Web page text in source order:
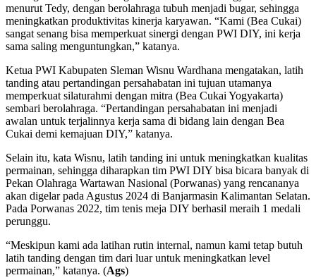
menurut Tedy, dengan berolahraga tubuh menjadi bugar, sehingga
meningkatkan produktivitas kinerja karyawan. “Kami (Bea Cukai)
sangat senang bisa memperkuat sinergi dengan PWI DIY, ini kerja
sama saling menguntungkan,” katanya.
Ketua PWI Kabupaten Sleman Wisnu Wardhana mengatakan, latih
tanding atau pertandingan persahabatan ini tujuan utamanya
memperkuat silaturahmi dengan mitra (Bea Cukai Yogyakarta)
sembari berolahraga. “Pertandingan persahabatan ini menjadi
awalan untuk terjalinnya kerja sama di bidang lain dengan Bea
Cukai demi kemajuan DIY,” katanya.
Selain itu, kata Wisnu, latih tanding ini untuk meningkatkan kualitas
permainan, sehingga diharapkan tim PWI DIY bisa bicara banyak di
Pekan Olahraga Wartawan Nasional (Porwanas) yang rencananya
akan digelar pada Agustus 2024 di Banjarmasin Kalimantan Selatan.
Pada Porwanas 2022, tim tenis meja DIY berhasil meraih 1 medali
perunggu.
“Meskipun kami ada latihan rutin internal, namun kami tetap butuh
latih tanding dengan tim dari luar untuk meningkatkan level
permainan,” katanya. (Ags)